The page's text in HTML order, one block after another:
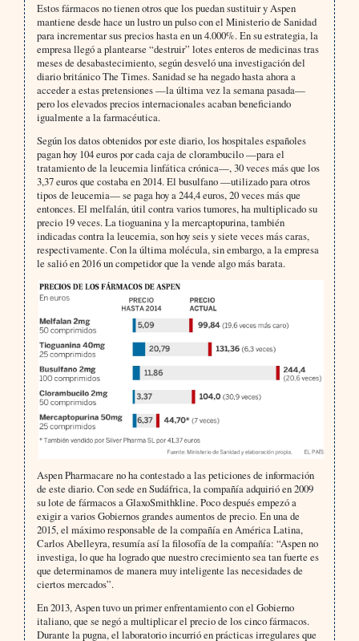
Estos fármacos no tienen otros que los puedan sustituir y Aspen
mantiene desde hace un lustro un pulso con el Ministerio de Sanidad
para incrementar sus precios hasta en un 4.000%. En su estrategia, la
empresa llegó a plantearse “destruir” lotes enteros de medicinas tras
meses de desabastecimiento, según desveló una investigación del
diario británico The Times. Sanidad se ha negado hasta ahora a
acceder a estas pretensiones —la última vez la semana pasada—
pero los elevados precios internacionales acaban beneficiando
igualmente a la farmacéutica.
Según los datos obtenidos por este diario, los hospitales españoles
pagan hoy 104 euros por cada caja de clorambucilo —para el
tratamiento de la leucemia linfática crónica—, 30 veces más que los
3,37 euros que costaba en 2014. El busulfano —utilizado para otros
tipos de leucemia— se paga hoy a 244,4 euros, 20 veces más que
entonces. El melfalán, útil contra varios tumores, ha multiplicado su
precio 19 veces. La tioguanina y la mercaptopurina, también
indicadas contra la leucemia, son hoy seis y siete veces más caras,
respectivamente. Con la última molécula, sin embargo, a la empresa
le salió en 2016 un competidor que la vende algo más barata.
Aspen Pharmacare no ha contestado a las peticiones de información
de este diario. Con sede en Sudáfrica, la compañía adquirió en 2009
su lote de fármacos a GlaxoSmithkline. Poco después empezó a
exigir a varios Gobiernos grandes aumentos de precio. En una de
2015, el máximo responsable de la compañía en América Latina,
Carlos Abelleyra, resumía así la filosofía de la compañía: “Aspen no
investiga, lo que ha logrado que nuestro crecimiento sea tan fuerte es
que determinamos de manera muy inteligente las necesidades de
ciertos mercados”.
En 2013, Aspen tuvo un primer enfrentamiento con el Gobierno
italiano, que se negó a multiplicar el precio de los cinco fármacos.
Durante la pugna, el laboratorio incurrió en prácticas irregulares que